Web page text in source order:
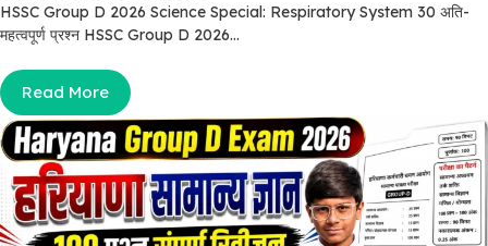
HSSC Group D 2026 Science Special: Respiratory System 30 अति-
महत्वपूर्ण प्रश्न HSSC Group D 2026...
Read More